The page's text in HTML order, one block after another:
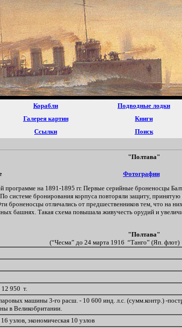
Корабли Подводные лодки
Галерея картин Книги
Ссылки Поиск
"Полтава"
Фотографии
программе на 1891-1895 гг. Первые серийные броненосцы
системе бронирования корпуса повторяли защиту,
броненосцы отличались от предшественников тем, что на
башнях. Такая схема повышала живучесть орудий и
"Полтава"
(“Чесма” до 24 марта 1916 “Танго” (Яп.
12 950 т.
машины 3-го расш. - 10 600 инд. л.с. (сумм.контр.) -
в Великобритании.
узлов, экономическая 10 узлов